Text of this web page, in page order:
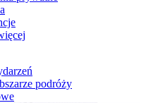
podróży